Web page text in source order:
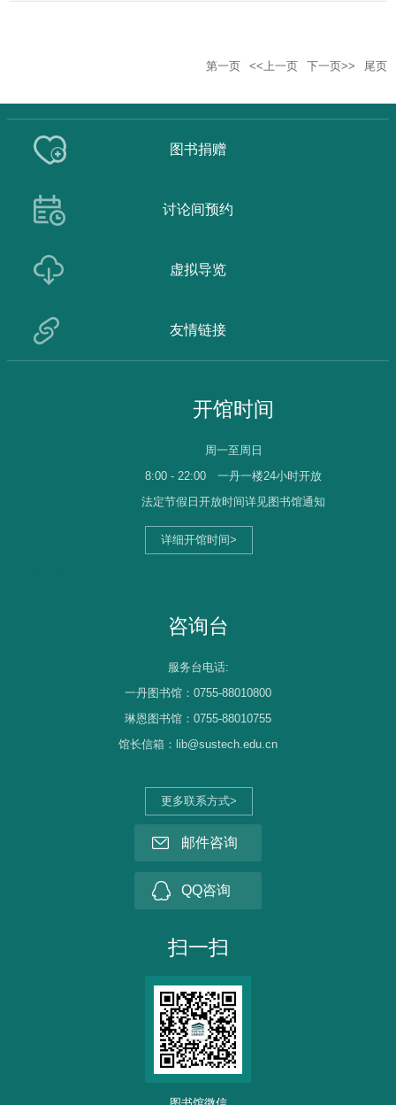
第一页 <<上一页 下一页>> 尾页
图书捐赠
讨论间预约
虚拟导览
友情链接
开馆时间
详细开馆时间>
周一至周日
8:00 - 22:00 一丹一楼24小时开放
法定节假日开放时间详见图书馆通知
咨询台
更多联系方式>
服务台电话:
一丹图书馆：0755-88010800
琳恩图书馆：0755-88010755
馆长信箱：lib@sustech.edu.cn
邮件咨询
QQ咨询
扫一扫